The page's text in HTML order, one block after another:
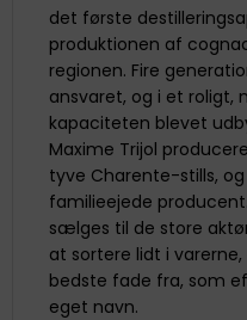
det første
produktionen af
regionen. Fire
ansvaret, og i et roligt,
kapaciteten blevet
Maxime Trijol
tyve Charente-stills,
familieejede
sælges til de store
at sortere lidt i
bedste fade fra, som
eget navn.